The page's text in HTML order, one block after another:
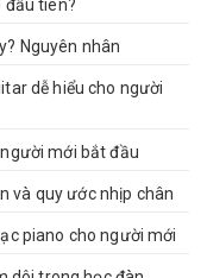
đầu tiên?
Nguyên nhân
dễ hiểu cho người
mới bắt đầu
và quy ước nhịp chân
piano cho người mới